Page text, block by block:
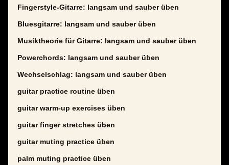
Fingerstyle-Gitarre: langsam und sauber üben
Bluesgitarre: langsam und sauber üben
Musiktheorie für Gitarre: langsam und sauber üben
Powerchords: langsam und sauber üben
Wechselschlag: langsam und sauber üben
guitar practice routine üben
guitar warm-up exercises üben
guitar finger stretches üben
guitar muting practice üben
palm muting practice üben